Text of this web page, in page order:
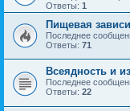
Ответы: 1
Пищевая
Последнее
Ответы: 71
Всеядность и
Последнее
Ответы: 22